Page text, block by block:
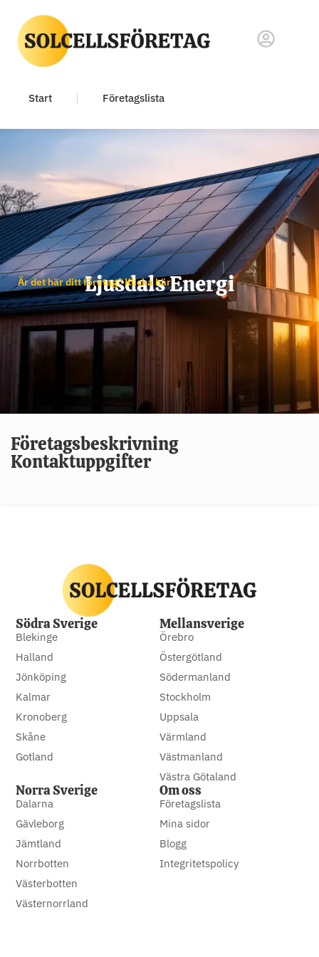
Start Företagslista
Ljusdals Energi
Är det här ditt företag? Klicka här
Företagsbeskrivning
Kontaktuppgifter
Södra Sverige
Blekinge
Halland
Jönköping
Kalmar
Kronoberg
Skåne
Gotland
Mellansverige
Örebro
Östergötland
Södermanland
Stockholm
Uppsala
Värmland
Västmanland
Västra Götaland
Norra Sverige
Dalarna
Gävleborg
Jämtland
Norrbotten
Västerbotten
Västernorrland
Om oss
Företagslista
Mina sidor
Blogg
Integritetspolicy